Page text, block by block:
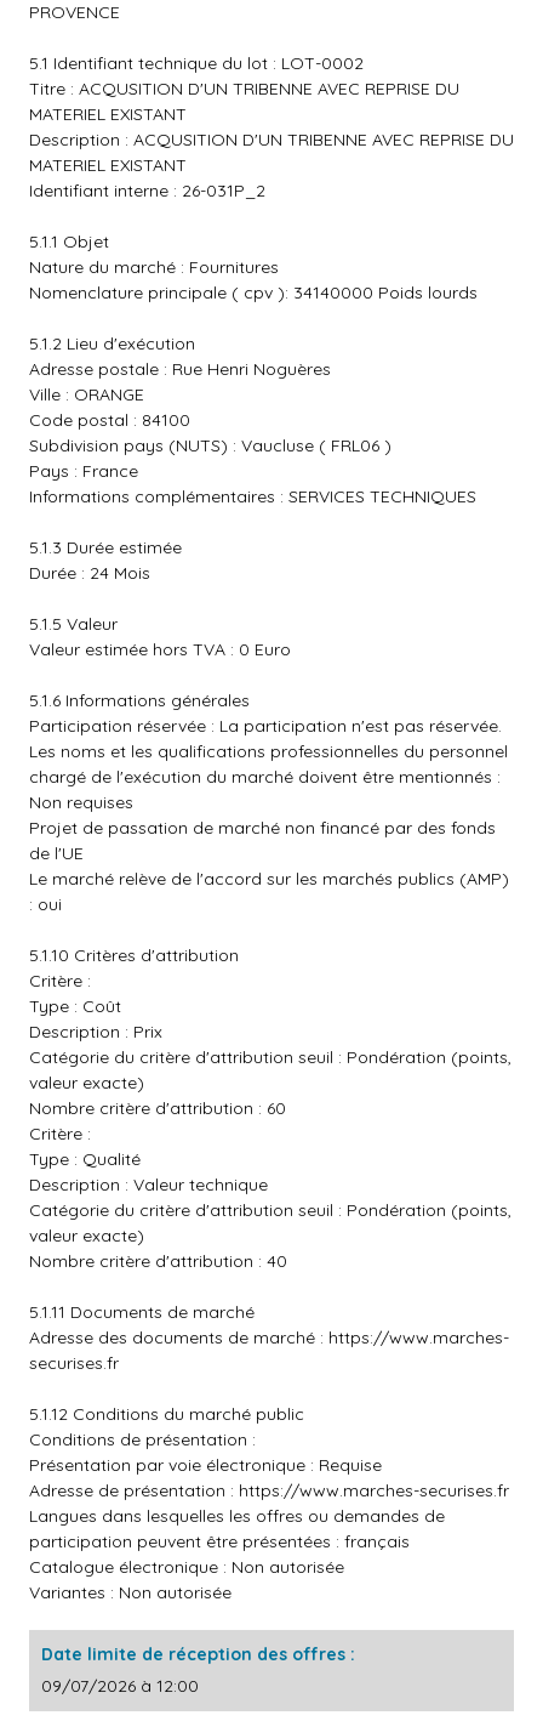
PROVENCE
5.1 Identifiant technique du lot : LOT-0002
Titre : ACQUSITION D'UN TRIBENNE AVEC REPRISE DU
MATERIEL EXISTANT
Description : ACQUSITION D'UN TRIBENNE AVEC REPRISE DU
MATERIEL EXISTANT
Identifiant interne : 26-031P_2
5.1.1 Objet
Nature du marché : Fournitures
Nomenclature principale ( cpv ): 34140000 Poids lourds
5.1.2 Lieu d'exécution
Adresse postale : Rue Henri Noguères
Ville : ORANGE
Code postal : 84100
Subdivision pays (NUTS) : Vaucluse ( FRL06 )
Pays : France
Informations complémentaires : SERVICES TECHNIQUES
5.1.3 Durée estimée
Durée : 24 Mois
5.1.5 Valeur
Valeur estimée hors TVA : 0 Euro
5.1.6 Informations générales
Participation réservée : La participation n'est pas réservée.
Les noms et les qualifications professionnelles du personnel
chargé de l'exécution du marché doivent être mentionnés :
Non requises
Projet de passation de marché non financé par des fonds
de l'UE
Le marché relève de l'accord sur les marchés publics (AMP)
: oui
5.1.10 Critères d'attribution
Critère :
Type : Coût
Description : Prix
Catégorie du critère d'attribution seuil : Pondération (points,
valeur exacte)
Nombre critère d'attribution : 60
Critère :
Type : Qualité
Description : Valeur technique
Catégorie du critère d'attribution seuil : Pondération (points,
valeur exacte)
Nombre critère d'attribution : 40
5.1.11 Documents de marché
Adresse des documents de marché : https://www.marches-
securises.fr
5.1.12 Conditions du marché public
Conditions de présentation :
Présentation par voie électronique : Requise
Adresse de présentation : https://www.marches-securises.fr
Langues dans lesquelles les offres ou demandes de
participation peuvent être présentées : français
Catalogue électronique : Non autorisée
Variantes : Non autorisée
Date limite de réception des offres :
09/07/2026 à 12:00